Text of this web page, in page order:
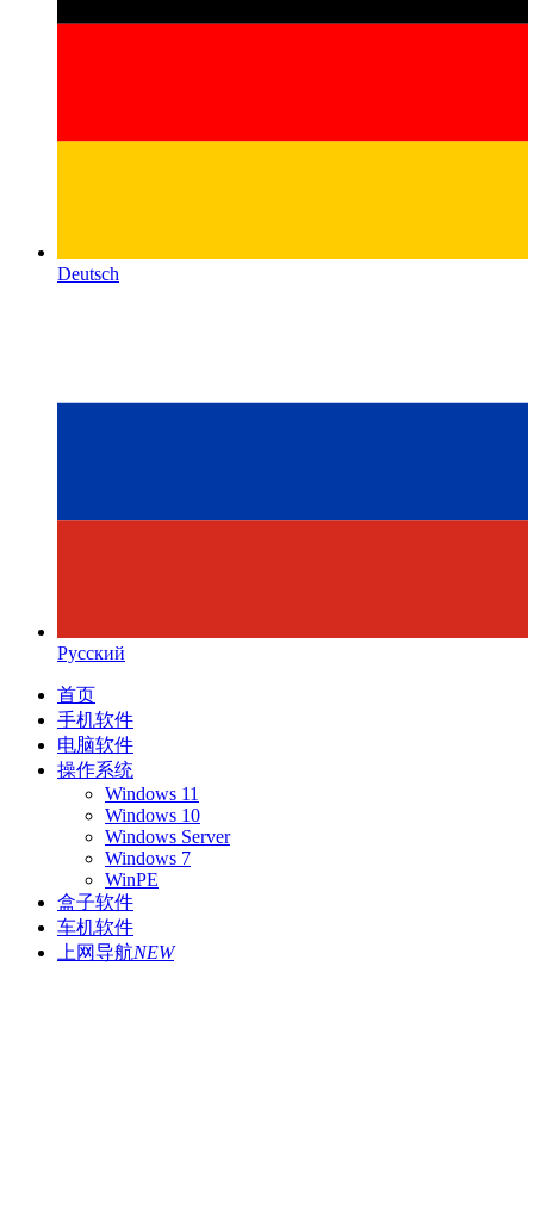
Deutsch
Русский
首页
手机软件
电脑软件
操作系统
Windows 11
Windows 10
Windows Server
Windows 7
WinPE
盒子软件
车机软件
上网导航NEW